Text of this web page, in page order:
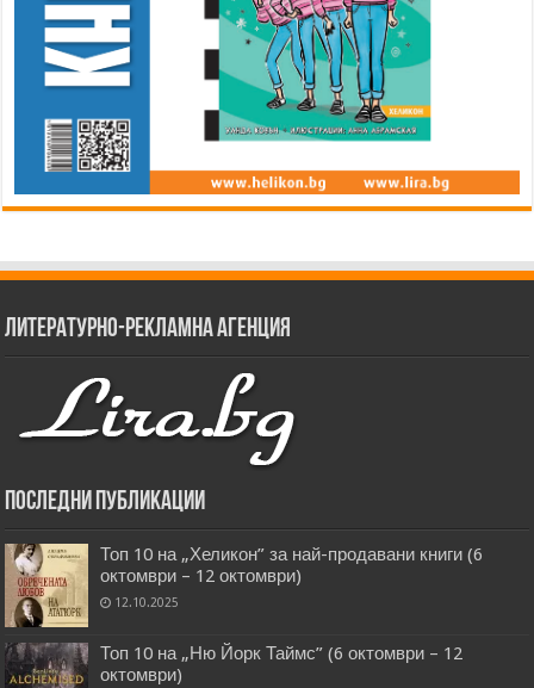
Литературно-рекламна агенция
Последни публикации
Топ 10 на „Хеликон” за най-продавани книги (6
октомври – 12 октомври)
12.10.2025
Топ 10 на „Ню Йорк Таймс” (6 октомври – 12
октомври)